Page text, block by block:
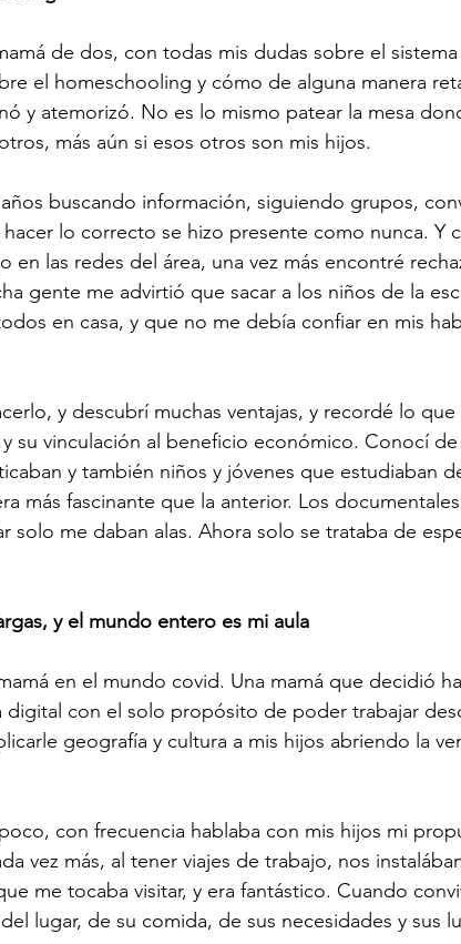
de dos, con todas mis dudas sobre el
el homeschooling y cómo de alguna manera
y atemorizó. No es lo mismo patear la mesa
más aún si esos otros son mis hijos.
buscando información, siguiendo grupos,
lo correcto se hizo presente como nunca. Y
en las redes del área, una vez más encontré
gente me advirtió que sacar a los niños de la
en casa, y que no me debía confiar en mis
y descubrí muchas ventajas, y recordé lo
su vinculación al beneficio económico. Conocí
y también niños y jóvenes que estudiaban
más fascinante que la anterior. Los
solo me daban alas. Ahora solo se trataba de
y el mundo entero es mi aula
en el mundo covid. Una mamá que decidió
digital con el solo propósito de poder trabajar
geografía y cultura a mis hijos abriendo la
con frecuencia hablaba con mis hijos mi
vez más, al tener viajes de trabajo, nos
me tocaba visitar, y era fantástico. Cuando
lugar, de su comida, de sus necesidades y sus